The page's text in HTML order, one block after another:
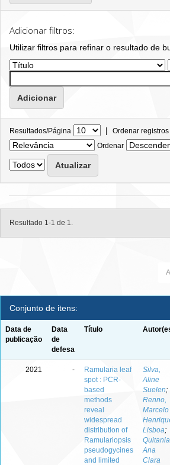
Adicionar filtros:
Utilizar filtros para refinar o resultado de
Resultados/Página | Ordenar
Ordenar
Resultado 1-1 de 1.
Conjunto de itens:
Data de
publicação
Data
de
defesa
Título
2021 -
Ramularia leaf
spot : PCR-
based
methods
reveal
widespread
distribution of
Ramulariopsis
pseudogycines
and limited
Silva,
Aline
Suelen;
Renno,
Marcelo
Lisboa;
Ana
Clara